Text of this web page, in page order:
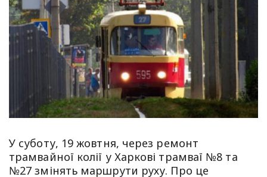
У суботу, 19 жовтня, через ремонт
трамвайної колії у Харкові трамваї №8 та
№27 змінять маршрути руху. Про це